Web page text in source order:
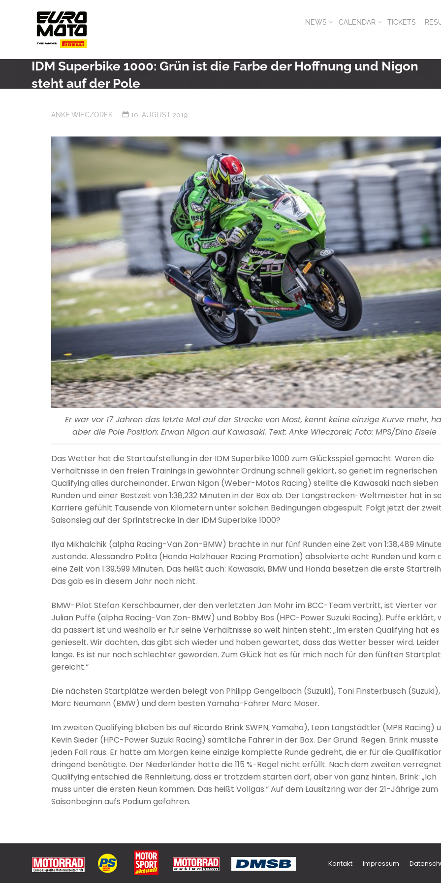
NEWS CALENDAR TICKETS
IDM Superbike 1000: Grün ist die Farbe der Hoffnung und Nigon
steht auf der Pole
ANKE WIECZOREK 10. AUGUST 2019
Er war vor 17 Jahren das letzte Mal auf der Strecke von Most, kennt keine einzige Kurve mehr,
aber die Pole Position: Erwan Nigon auf Kawasaki. Text: Anke Wieczorek; Foto: MPS/Dino Eisele
Das Wetter hat die Startaufstellung in der IDM Superbike 1000 zum Glücksspiel gemacht. Waren die
Verhältnisse in den freien Trainings in gewohnter Ordnung schnell geklärt, so geriet im regnerischen
Qualifying alles durcheinander. Erwan Nigon (Weber-Motos Racing) stellte die Kawasaki nach sieben
Runden und einer Bestzeit von 1:38,232 Minuten in der Box ab. Der Langstrecken-Weltmeister hat in
Karriere gefühlt Tausende von Kilometern unter solchen Bedingungen abgespult. Folgt jetzt der
Saisonsieg auf der Sprintstrecke in der IDM Superbike 1000?
Ilya Mikhalchik (alpha Racing-Van Zon-BMW) brachte in nur fünf Runden eine Zeit von 1:38,489
zustande. Alessandro Polita (Honda Holzhauer Racing Promotion) absolvierte acht Runden und kam
eine Zeit von 1:39,599 Minuten. Das heißt auch: Kawasaki, BMW und Honda besetzen die erste
Das gab es in diesem Jahr noch nicht.
BMW-Pilot Stefan Kerschbaumer, der den verletzten Jan Mohr im BCC-Team vertritt, ist Vierter vor
Julian Puffe (alpha Racing-Van Zon-BMW) und Bobby Bos (HPC-Power Suzuki Racing). Puffe erklärt,
da passiert ist und weshalb er für seine Verhältnisse so weit hinten steht: „Im ersten Qualifying hat es
genieselt. Wir dachten, das gibt sich wieder und haben gewartet, dass das Wetter besser wird. Leider
lange. Es ist nur noch schlechter geworden. Zum Glück hat es für mich noch für den fünften
gereicht.“
Die nächsten Startplätze werden belegt von Philipp Gengelbach (Suzuki), Toni Finsterbusch (Suzuki),
Marc Neumann (BMW) und dem besten Yamaha-Fahrer Marc Moser.
Im zweiten Qualifying blieben bis auf Ricardo Brink SWPN, Yamaha), Leon Langstädtler (MPB Racing)
Kevin Sieder (HPC-Power Suzuki Racing) sämtliche Fahrer in der Box. Der Grund: Regen. Brink musste
jeden Fall raus. Er hatte am Morgen keine einzige komplette Runde gedreht, die er für die
dringend benötigte. Der Niederländer hatte die 115 %-Regel nicht erfüllt. Nach dem zweiten
Qualifying entschied die Rennleitung, dass er trotzdem starten darf, aber von ganz hinten. Brink: „Ich
muss unter die ersten Neun kommen. Das heißt Vollgas.“ Auf dem Lausitzring war der 21-Jährige zum
Saisonbeginn aufs Podium gefahren.
Kontakt Impressum